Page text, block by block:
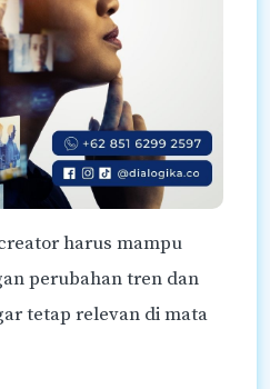
harus mampu
perubahan tren dan
tetap relevan di mata